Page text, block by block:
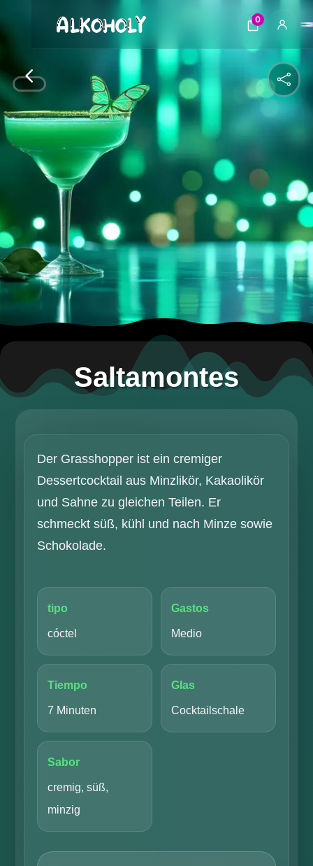
0
4 
Saltamontes
Der Grasshopper ist ein cremiger
Dessertcocktail aus Minzlikör, Kakaolikör
und Sahne zu gleichen Teilen. Er
schmeckt süß, kühl und nach Minze sowie
Schokolade.
tipo
cóctel
Gastos
Medio
Tiempo
7 Minuten
Glas
Cocktailschale
Sabor
cremig, süß,
minzig